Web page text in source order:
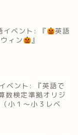
イベント: 『
英語
ィン
』
ベント: 『英語で
数検定準拠オリジ
小１～小３レベ